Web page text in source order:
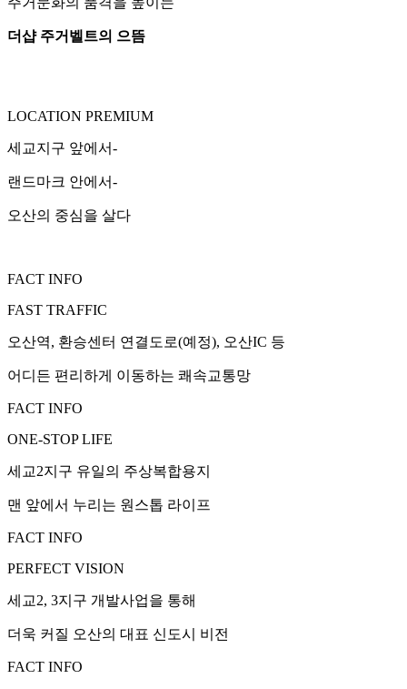
더샵 주거벨트의 으뜸
LOCATION PREMIUM
세교지구 앞에서-
랜드마크 안에서-
오산의 중심을 살다
FACT INFO
FAST TRAFFIC
오산역, 환승센터 연결도로(예정), 오산IC 등
어디든 편리하게 이동하는 쾌속교통망
FACT INFO
ONE-STOP LIFE
세교2지구 유일의 주상복합용지
맨 앞에서 누리는 원스톱 라이프
FACT INFO
PERFECT VISION
세교2, 3지구 개발사업을 통해
더욱 커질 오산의 대표 신도시 비전
FACT INFO